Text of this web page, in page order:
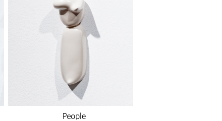
People